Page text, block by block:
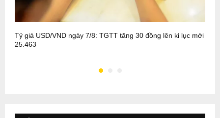
Tỷ giá USD/VND ngày 7/8: TGTT tăng 30 đồng lên kỉ lục mới
25.463